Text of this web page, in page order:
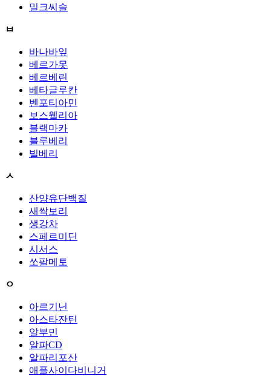
밀크씨슬
ㅂ
바나바잎
베르가못
베르베린
베타글루칸
벤포티아민
보스웰리아
블랙마카
블루베리
빌베리
ㅅ
산양유단백질
새싹보리
생강차
스페르미딘
시서스
쏘팔메토
ㅇ
아르기닌
아스타잔틴
알부민
알파CD
알파리포산
애플사이다비니거